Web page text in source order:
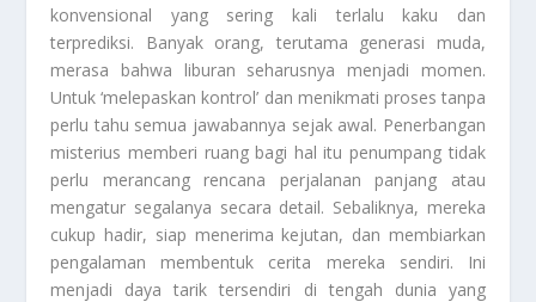
konvensional yang sering kali terlalu kaku dan
terprediksi. Banyak orang, terutama generasi muda,
merasa bahwa liburan seharusnya menjadi momen.
Untuk ‘melepaskan kontrol’ dan menikmati proses tanpa
perlu tahu semua jawabannya sejak awal. Penerbangan
misterius memberi ruang bagi hal itu penumpang tidak
perlu merancang rencana perjalanan panjang atau
mengatur segalanya secara detail. Sebaliknya, mereka
cukup hadir, siap menerima kejutan, dan membiarkan
pengalaman membentuk cerita mereka sendiri. Ini
menjadi daya tarik tersendiri di tengah dunia yang